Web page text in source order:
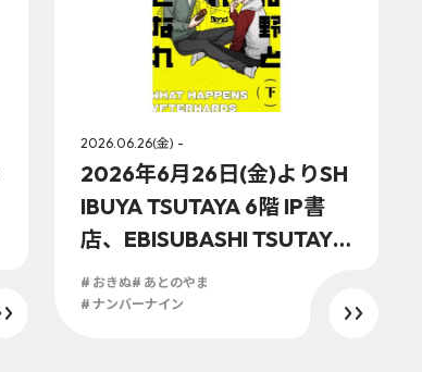
2026.06.26(金) -
2026年6月26日(金)よりSH
IBUYA TSUTAYA 6階 IP書
店、EBISUBASHI TSUTAYA
地下1階 大阪IP書店にて『後
は野となれ山となれ(下)』
# おきぬ# あとのやま
# ナンバーナイン